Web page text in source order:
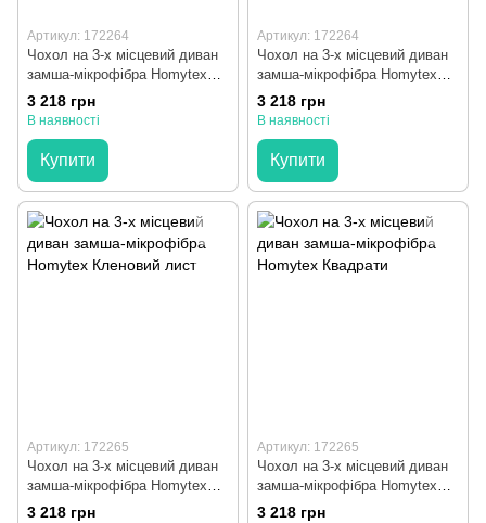
Артикул: 172264
Чохол на 3-х місцевий диван
замша-мікрофібра Homytex
Синій
3 218 грн
В наявності
Купити
Артикул: 172264
Чохол на 3-х місцевий диван
замша-мікрофібра Homytex
Червоний
3 218 грн
В наявності
Купити
Артикул: 172265
Чохол на 3-х місцевий диван
замша-мікрофібра Homytex
Кленовий лист
3 218 грн
Артикул: 172265
Чохол на 3-х місцевий диван
замша-мікрофібра Homytex
Квадрати
3 218 грн